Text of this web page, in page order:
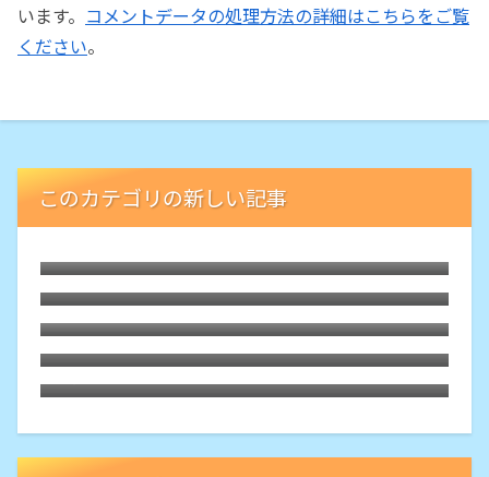
います。 コメントデータの処理方法の詳細はこちらをご覧
ください。
このカテゴリの新しい記事
クマも出る山麓道を周回するライドで
Bluetoothヘッドホン
MTBで山麓道ライド
MTB・LGS-SIXを8sのままフロントシング
ル化
GPSサイコン「BRYTON RIDER 10E」を
実走に使ってみました